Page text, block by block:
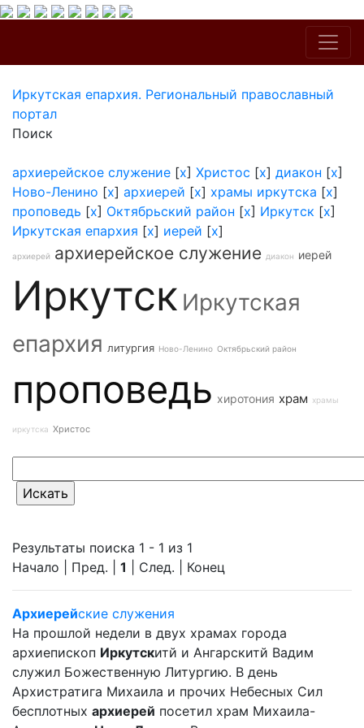
Иркутская епархия. Региональный православный
портал
Поиск
архиерейское служение [x] Христос [x] диакон [x]
Ново-Ленино [x] архиерей [x] храмы иркутска [x]
проповедь [x] Октябрьский район [x] Иркутск [x]
Иркутская епархия [x] иерей [x]
архиерей архиерейское служение диакон иерей
Иркутск Иркутская
епархия литургия Ново-Ленино Октябрьский район
проповедь хиротония храм храмы
иркутска Христос
Результаты поиска 1 - 1 из 1
Начало | Пред. | 1 | След. | Конец
Архиерейские служения
На прошлой недели в двух храмах города
архиепископ Иркутскитй и Ангарскитй Вадим
служил Божественную Литургию. В день
Архистратига Михаила и прочих Небесных Сил
бесплотных архиерей посетил храм Михаила-